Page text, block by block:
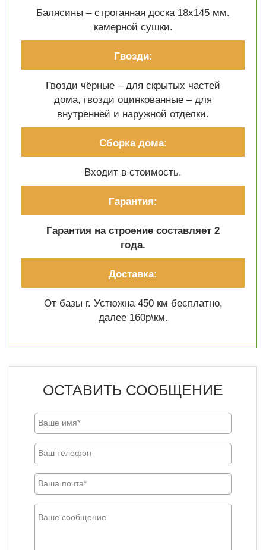
Балясины – строганная доска 18х145 мм.
камерной сушки.
Гвозди:
Гвозди чёрные – для скрытых частей
дома, гвозди оцинкованные – для
внутренней и наружной отделки.
Сборка дома:
Входит в стоимость.
Гарантия:
Гарантия на строение составляет 2
года.
Доставка:
От базы г. Устюжна 450 км бесплатно,
далее 160р\км.
ОСТАВИТЬ СООБЩЕНИЕ